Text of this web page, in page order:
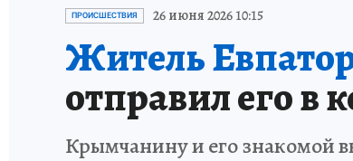
СИТУАЦИЯ С МАЗУТОМ В КРЫМУ
ПРОИСШЕСТВИЯ 26 июня 2026 10:15
Житель
отправил его в
Крымчанину и его знакомой